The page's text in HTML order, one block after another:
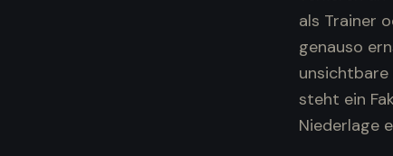
als Trainer
genauso
unsichtbare
steht ein
Niederlage